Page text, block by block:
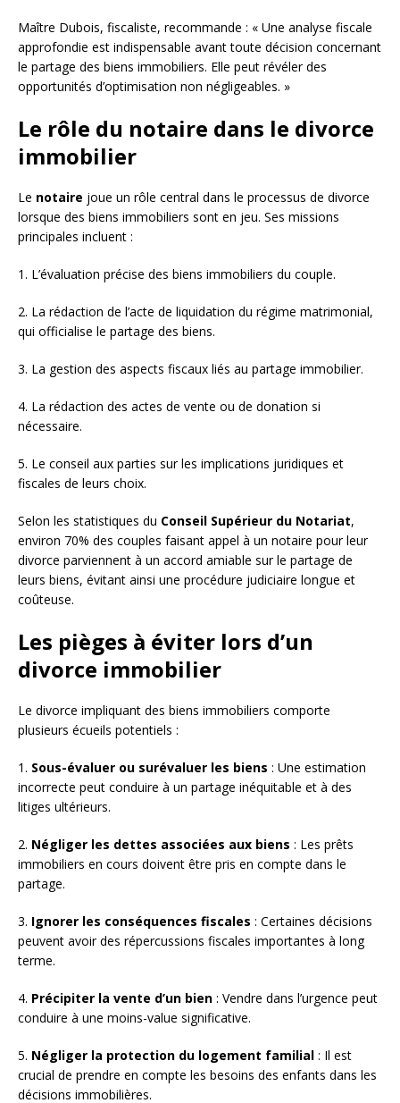
Maître Dubois, fiscaliste, recommande : « Une analyse fiscale
approfondie est indispensable avant toute décision concernant
le partage des biens immobiliers. Elle peut révéler des
opportunités d’optimisation non négligeables. »
Le rôle du notaire dans le divorce
immobilier
Le notaire joue un rôle central dans le processus de divorce
lorsque des biens immobiliers sont en jeu. Ses missions
principales incluent :
1. L’évaluation précise des biens immobiliers du couple.
2. La rédaction de l’acte de liquidation du régime matrimonial,
qui officialise le partage des biens.
3. La gestion des aspects fiscaux liés au partage immobilier.
4. La rédaction des actes de vente ou de donation si
nécessaire.
5. Le conseil aux parties sur les implications juridiques et
fiscales de leurs choix.
Selon les statistiques du Conseil Supérieur du Notariat,
environ 70% des couples faisant appel à un notaire pour leur
divorce parviennent à un accord amiable sur le partage de
leurs biens, évitant ainsi une procédure judiciaire longue et
coûteuse.
Les pièges à éviter lors d’un
divorce immobilier
Le divorce impliquant des biens immobiliers comporte
plusieurs écueils potentiels :
1. Sous-évaluer ou surévaluer les biens : Une estimation
incorrecte peut conduire à un partage inéquitable et à des
litiges ultérieurs.
2. Négliger les dettes associées aux biens : Les prêts
immobiliers en cours doivent être pris en compte dans le
partage.
3. Ignorer les conséquences fiscales : Certaines décisions
peuvent avoir des répercussions fiscales importantes à long
terme.
4. Précipiter la vente d’un bien : Vendre dans l’urgence peut
conduire à une moins-value significative.
5. Négliger la protection du logement familial : Il est
crucial de prendre en compte les besoins des enfants dans les
décisions immobilières.